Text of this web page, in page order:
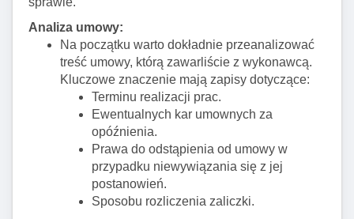
Analiza umowy:
Na początku warto dokładnie przeanalizować
treść umowy, którą zawarliście z wykonawcą.
Kluczowe znaczenie mają zapisy dotyczące:
Terminu realizacji prac.
Ewentualnych kar umownych za
opóźnienia.
Prawa do odstąpienia od umowy w
przypadku niewywiązania się z jej
postanowień.
Sposobu rozliczenia zaliczki.